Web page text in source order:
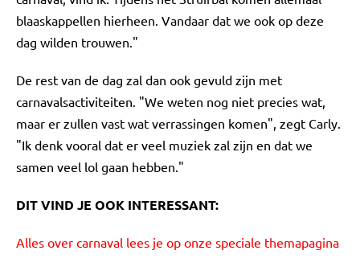
blaaskappellen hierheen. Vandaar dat we ook op deze
dag wilden trouwen."
De rest van de dag zal dan ook gevuld zijn met
carnavalsactiviteiten. "We weten nog niet precies wat,
maar er zullen vast wat verrassingen komen", zegt Carly.
"Ik denk vooral dat er veel muziek zal zijn en dat we
samen veel lol gaan hebben."
DIT VIND JE OOK INTERESSANT:
Alles over carnaval lees je op onze speciale themapagina